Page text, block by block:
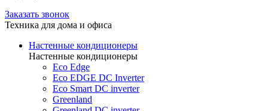
Заказать звонок
Техника для дома и офиса
Настенные кондиционеры
Настенные кондиционеры
Eco Edge
Eco EDGE DC Inverter
Eco Smart DC inverter
Greenland